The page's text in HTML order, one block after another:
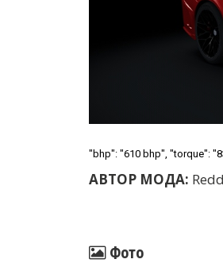
"bhp": "610 bhp", "torque":
АВТОР МОДА: Redd
Фото